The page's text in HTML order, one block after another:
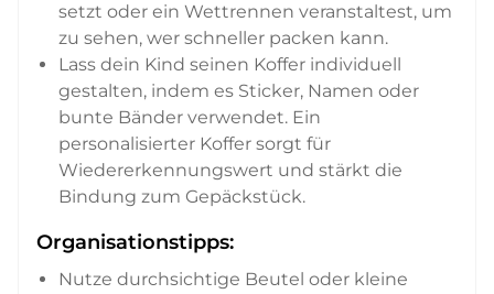
setzt oder ein Wettrennen veranstaltest, um
zu sehen, wer schneller packen kann.
Lass dein Kind seinen Koffer individuell
gestalten, indem es Sticker, Namen oder
bunte Bänder verwendet. Ein
personalisierter Koffer sorgt für
Wiedererkennungswert und stärkt die
Bindung zum Gepäckstück.
Organisationstipps:
Nutze durchsichtige Beutel oder kleine